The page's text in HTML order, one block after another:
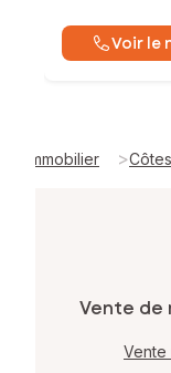
Voir le
Immobilier >
Vente de
Vente